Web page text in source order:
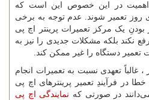
اهمیت در این خصوص این است که
روز تعمیر شوند. عدم توجه به برخی
بودنِ یک مرکز تعمیرات پرینتر اچ پی
نکند بلکه مشکلات جدیدی را نیز به
تعمیر دستگاه را غیر ممکن کند.
، غالباً تعهدی نسبت به تعمیرات انجام
در فرآیندِ تعمیر پرینترهای اچ پی
در صورتی که نمایندگی اچ پی